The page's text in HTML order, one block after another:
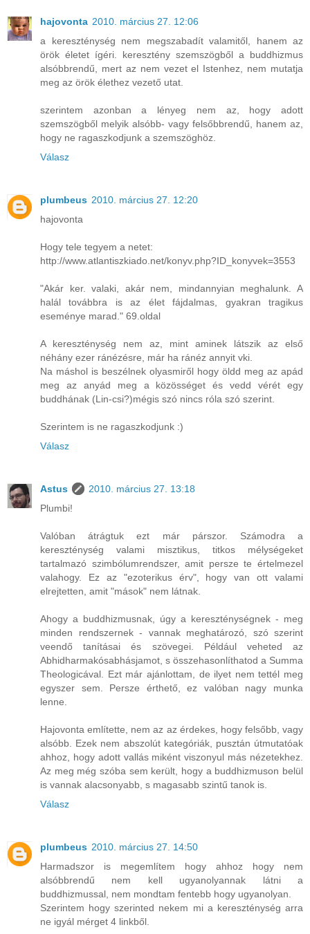
hajovonta 2010. március 27. 12:06
a kereszténység nem megszabadít valamitől, hanem az
örök életet ígéri. keresztény szemszögből a buddhizmus
alsóbbrendű, mert az nem vezet el Istenhez, nem mutatja
meg az örök élethez vezető utat.
szerintem azonban a lényeg nem az, hogy adott
szemszögből melyik alsóbb- vagy felsőbbrendű, hanem az,
hogy ne ragaszkodjunk a szemszöghöz.
Válasz
plumbeus 2010. március 27. 12:20
hajovonta
Hogy tele tegyem a netet:
http://www.atlantiszkiado.net/konyv.php?ID_konyvek=3553
"Akár ker. valaki, akár nem, mindannyian meghalunk. A
halál továbbra is az élet fájdalmas, gyakran tragikus
eseménye marad." 69.oldal
A kereszténység nem az, mint aminek látszik az első
néhány ezer ránézésre, már ha ránéz annyit vki.
Na máshol is beszélnek olyasmiről hogy öldd meg az apád
meg az anyád meg a közösséget és vedd vérét egy
buddhának (Lin-csi?)mégis szó nincs róla szó szerint.
Szerintem is ne ragaszkodjunk :)
Válasz
Astus
2010. március 27. 13:18
Plumbi!
Valóban átrágtuk ezt már párszor. Számodra a
kereszténység valami misztikus, titkos mélységeket
tartalmazó szimbólumrendszer, amit persze te értelmezel
valahogy. Ez az "ezoterikus érv", hogy van ott valami
elrejtetten, amit "mások" nem látnak.
Ahogy a buddhizmusnak, úgy a kereszténységnek - meg
minden rendszernek - vannak meghatározó, szó szerint
veendő tanításai és szövegei. Például veheted az
Abhidharmakósabhásjamot, s összehasonlíthatod a Summa
Theologicával. Ezt már ajánlottam, de ilyet nem tettél meg
egyszer sem. Persze érthető, ez valóban nagy munka
lenne.
Hajovonta említette, nem az az érdekes, hogy felsőbb, vagy
alsóbb. Ezek nem abszolút kategóriák, pusztán útmutatóak
ahhoz, hogy adott vallás miként viszonyul más nézetekhez.
Az meg még szóba sem került, hogy a buddhizmuson belül
is vannak alacsonyabb, s magasabb szintű tanok is.
Válasz
plumbeus 2010. március 27. 14:50
Harmadszor is megemlítem hogy ahhoz hogy nem
alsóbbrendű nem kell ugyanolyannak látni a
buddhizmussal, nem mondtam fentebb hogy ugyanolyan.
Szerintem hogy szerinted nekem mi a kereszténység arra
ne igyál mérget 4 linkből.